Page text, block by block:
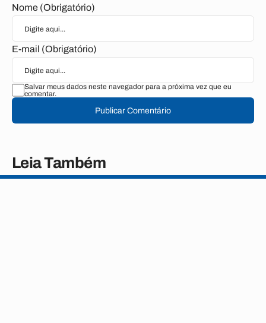
Nome (Obrigatório)
E-mail (Obrigatório)
Salvar meus dados neste navegador para a próxima vez que eu
comentar.
Publicar Comentário
Leia Também